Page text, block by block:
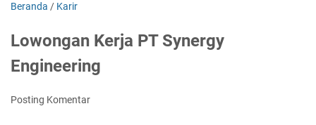
Beranda / Karir
Lowongan Kerja PT Synergy
Engineering
Posting Komentar